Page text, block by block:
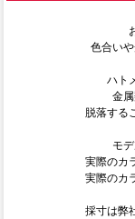
色合い
ハト
金
脱落する
モ
実際のカ
実際のカ
採寸は弊